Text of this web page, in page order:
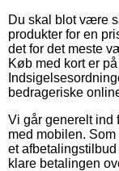
Du skal blot være
produkter for en
det for det meste
Køb med kort er
bedrageriske
Vi går generelt ind
med mobilen.
et
klare betalingen